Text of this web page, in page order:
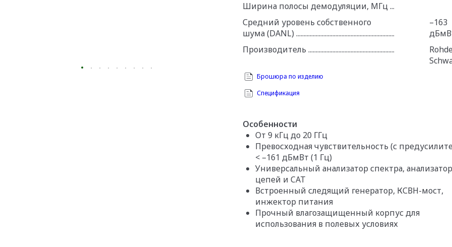
Ширина полосы демодуляции, МГц
Средний уровень собственного
шума (DANL)
–163
Производитель
Брошюра по изделию
Спецификация
Особенности
От 9 кГц до 20 ГГц
Превосходная чувствительность (с
< –161 дБмВт (1 Гц)
Универсальный анализатор спектра, анализатор
цепей и CAT
Встроенный следящий генератор, КСВН-мост,
инжектор питания
Прочный влагозащищенный корпус для
использования в полевых условиях